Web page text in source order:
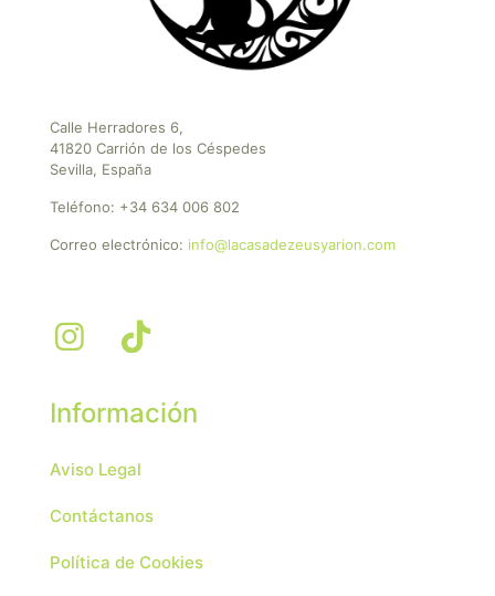
Calle Herradores 6,
41820 Carrión de los Céspedes
Sevilla, España
Teléfono: +34 634 006 802
Correo electrónico: info@lacasadezeusyarion.com
Información
Aviso Legal
Contáctanos
Política de Cookies